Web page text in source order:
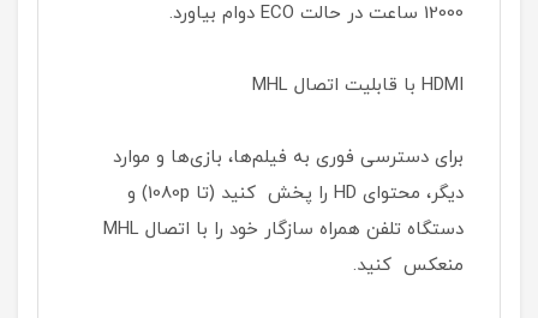
12000 ساعت در حالت ECO دوام بیاورد.
HDMI با قابلیت اتصال MHL
برای دسترسی فوری به فیلم‌ها، بازی‌ها و موارد
دیگر، محتوای HD را پخش کنید (تا 1080p) و
دستگاه تلفن همراه سازگار خود را با اتصال MHL
منعکس کنید.